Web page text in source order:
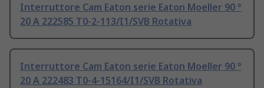
Interruttore Cam Eaton serie Eaton Moeller 90 °
20 A 222585 T0-2-113/I1/SVB Rotativa
Interruttore Cam Eaton serie Eaton Moeller 90 °
20 A 222483 T0-4-15164/I1/SVB Rotativa